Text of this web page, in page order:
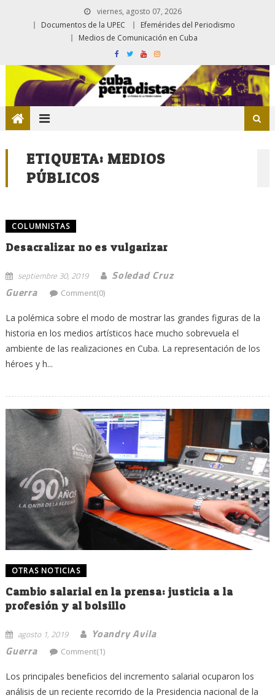
viernes, agosto 07, 2026
Documentos de la UPEC
Efemérides del Periodismo
Medios de Comunicación en Cuba
ETIQUETA: MEDIOS
PÚBLICOS
COLUMNISTAS
Desacralizar no es vulgarizar
septiembre 30, 2019
Soledad Cruz
Guerra
Comment(0)
La polémica sobre el modo de mostrar las grandes figuras de la
historia en los medios artísticos hace mucho sobrevuela el
ambiente de las realizaciones en Cuba. La representación de los
héroes y h...
OTRAS NOTICIAS
Cambio salarial en la prensa: justicia a la
profesión y al bolsillo
agosto 1, 2019
Yoandry Avila
Guerra
Comment(1)
Los principales beneficios del incremento salarial ocuparon los
análisis de un reciente recorrido de la Presidencia nacional de la